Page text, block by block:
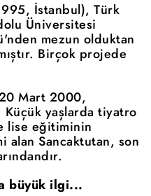
İstanbul), Türk
Üniversitesi
mezun olduktan
Birçok projede
Mart 2000,
yaşlarda tiyatro
lise eğitiminin
alan Sancaktutan, son
büyük ilgi...